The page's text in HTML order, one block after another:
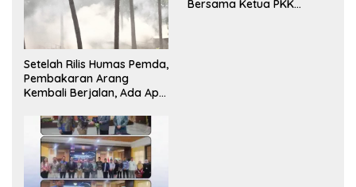
Setelah Rilis Humas Pemda,
Pembakaran Arang
Kembali Berjalan, Ada Apa
Aturan?
Bersama Ketua PKK